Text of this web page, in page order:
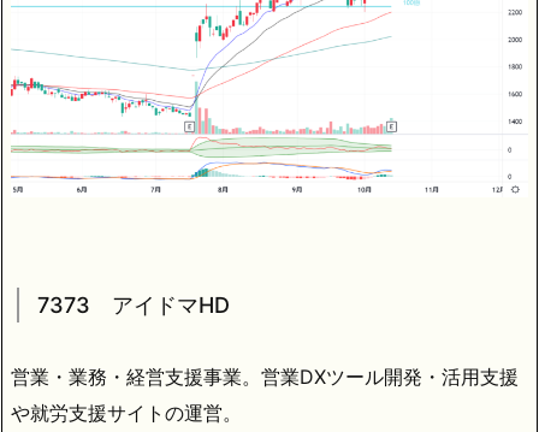
7373 アイドマHD
営業・業務・経営支援事業。営業DXツール開発・活用支援
や就労支援サイトの運営。